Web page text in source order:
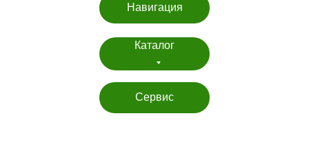
Сервис
Навигация
Каталог